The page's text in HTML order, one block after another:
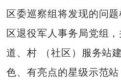
区委巡察组将发现的问
区退役军人事务局党组
道、村 （社区）服务站
色、有亮点的星级示范